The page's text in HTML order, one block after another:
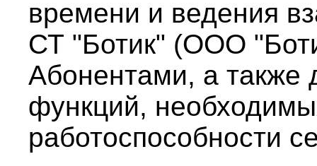
времени и ведения
СТ "Ботик" (ООО
Абонентами, а также
функций,
работоспособности